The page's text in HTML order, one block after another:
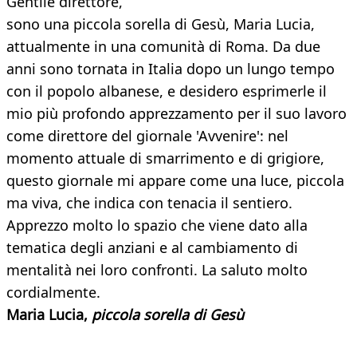
sono una piccola sorella di Gesù, Maria Lucia,
attualmente in una comunità di Roma. Da due
anni sono tornata in Italia dopo un lungo tempo
con il popolo albanese, e desidero esprimerle il
mio più profondo apprezzamento per il suo lavoro
come direttore del giornale 'Avvenire': nel
momento attuale di smarrimento e di grigiore,
questo giornale mi appare come una luce, piccola
ma viva, che indica con tenacia il sentiero.
Apprezzo molto lo spazio che viene dato alla
tematica degli anziani e al cambiamento di
mentalità nei loro confronti. La saluto molto
cordialmente.
Maria Lucia, piccola sorella di Gesù